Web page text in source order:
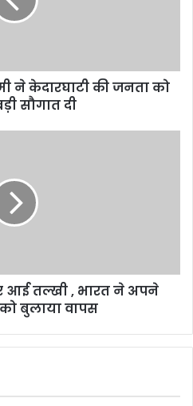
ने केदारघाटी की जनता को
सौगात दी
आई तल्खी , भारत ने अपने
बुलाया वापस